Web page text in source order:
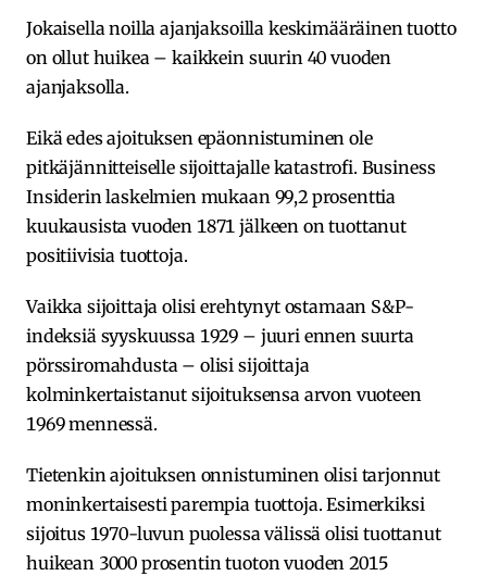
Jokaisella noilla ajanjaksoilla keskimääräinen tuotto
on ollut huikea – kaikkein suurin 40 vuoden
ajanjaksolla.
Eikä edes ajoituksen epäonnistuminen ole
pitkäjännitteiselle sijoittajalle katastrofi. Business
Insiderin laskelmien mukaan 99,2 prosenttia
kuukausista vuoden 1871 jälkeen on tuottanut
positiivisia tuottoja.
Vaikka sijoittaja olisi erehtynyt ostamaan S&P-
indeksiä syyskuussa 1929 – juuri ennen suurta
pörssiromahdusta – olisi sijoittaja
kolminkertaistanut sijoituksensa arvon vuoteen
1969 mennessä.
Tietenkin ajoituksen onnistuminen olisi tarjonnut
moninkertaisesti parempia tuottoja. Esimerkiksi
sijoitus 1970-luvun puolessa välissä olisi tuottanut
huikean 3000 prosentin tuoton vuoden 2015